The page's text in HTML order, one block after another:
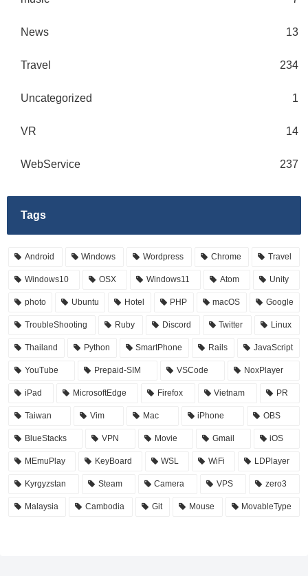
News 13
Travel 234
Uncategorized 1
VR 14
WebService 237
Tags
Android Windows Wordpress Chrome Travel
Windows10 OSX Windows11 Atom Unity
photo Ubuntu Hotel PHP macOS Google
TroubleShooting Ruby Discord Twitter Linux
Thailand Python SmartPhone Rails JavaScript
YouTube Prepaid-SIM VSCode NoxPlayer
iPad MicrosoftEdge Firefox Vietnam PR
Taiwan Vim Mac iPhone OBS
BlueStacks VPN Movie Gmail iOS
MEmuPlay KeyBoard WSL WiFi LDPlayer
Kyrgyzstan Steam Camera VPS zero3
Malaysia Cambodia Git Mouse MovableType